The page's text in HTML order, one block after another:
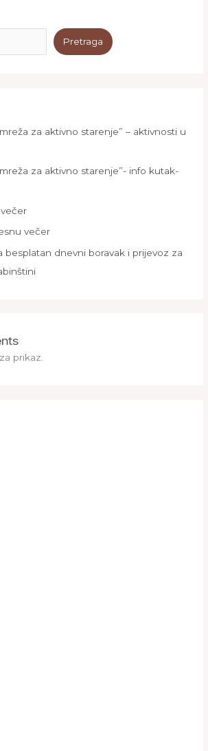
Pretraga
za aktivno starenje” – aktivnosti u
za aktivno starenje”- info kutak-
večer
besplatan dnevni boravak i prijevoz za
prikaz.